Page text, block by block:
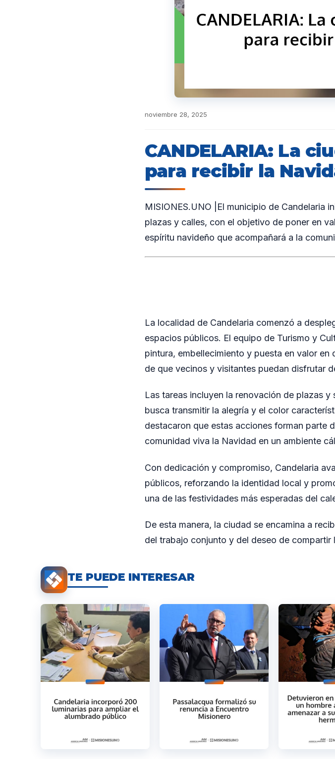
noviembre 28, 2025
CANDELARIA: La
para recibir la
MISIONES.UNO |El municipio de Candelaria
plazas y calles, con el objetivo de poner en
espíritu navideño que acompañará a la
La localidad de Candelaria comenzó a
espacios públicos. El equipo de Turismo y
pintura, embellecimiento y puesta en valor
de que vecinos y visitantes puedan disfrutar
Las tareas incluyen la renovación de plazas
busca transmitir la alegría y el color
destacaron que estas acciones forman parte
comunidad viva la Navidad en un ambiente
Con dedicación y compromiso, Candelaria
públicos, reforzando la identidad local y
una de las festividades más esperadas del
De esta manera, la ciudad se encamina a
del trabajo conjunto y del deseo de
TE PUEDE INTERESAR